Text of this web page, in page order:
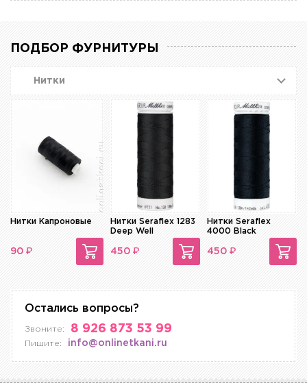
ПОДБОР ФУРНИТУРЫ
Нитки
Нитки Капроновые
90 ₽
Нитки Seraflex 1283
Deep Well
450 ₽
Нитки Seraflex
4000 Black
450 ₽
Остались вопросы?
Звоните: 8 926 873 53 99
Пишите: info@onlinetkani.ru